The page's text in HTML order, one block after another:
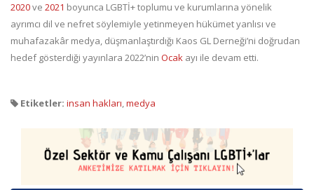
2020ve 2021 boyunca LGBTİ+ toplumu ve kurumlarına yönelik
ayrımcı dil ve nefret söylemiyle yetinmeyen hükümet yanlısı ve
muhafazakâr medya, düşmanlaştırdığı Kaos GL Derneği’ni doğrudan
hedef gösterdiği yayınlara 2022’nin Ocak ayı ile devam etti.
Etiketler: insan hakları,medya